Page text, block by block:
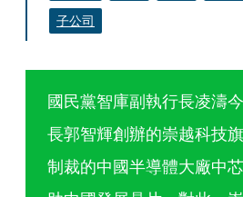
子公司
國民黨智庫副執行長凌濤
長郭智輝創辦的崇越科技
制裁的中國半導體大廠中